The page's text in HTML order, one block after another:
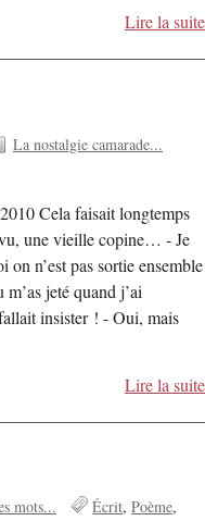
Lire la suite
La nostalgie camarade...
Cela faisait longtemps
une vieille copine… - Je
on n’est pas sortie ensemble
jeté quand j’ai
insister ! - Oui, mais
Lire la suite
mots... Écrit Poème